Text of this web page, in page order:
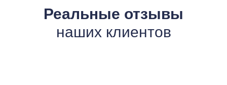
Реальные отзывы
наших клиентов